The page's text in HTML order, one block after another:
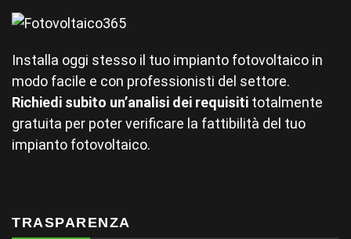
Installa oggi stesso il tuo impianto fotovoltaico in
modo facile e con professionisti del settore.
Richiedi subito un’analisi dei requisiti totalmente
gratuita per poter verificare la fattibilità del tuo
impianto fotovoltaico.
TRASPARENZA